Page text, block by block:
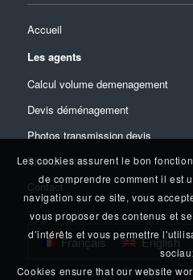
Accueil
Les agents
Calcul volume demenagement
Devis déménagement
Photos transmission devis
Plan du site
Contact
Français English
Les cookies assurent le bon
de comprendre comment il est
navigation sur ce site, vous
vous proposer des contenus et
d’intérêts et vous permettre
Cookies ensure that our website